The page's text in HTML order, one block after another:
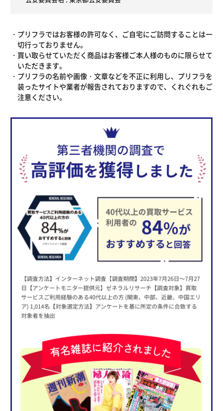
プリフラではお客様の許可なく、ご自宅にご訪問することは一
切行っておりません。
買い取らせていただく商品はお客様ご本人様のものに限らせて
いただきます。
プリフラの名前や画像・文章などを不正に利用し、プリフラを
装ったサイトや業者が報告されておりますので、くれぐれもご
注意ください。